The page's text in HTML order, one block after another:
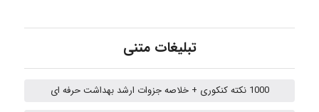
تبلیغات متنی
1000 نکته کنکوری + خلاصه جزوات ارشد بهداشت حرفه ای